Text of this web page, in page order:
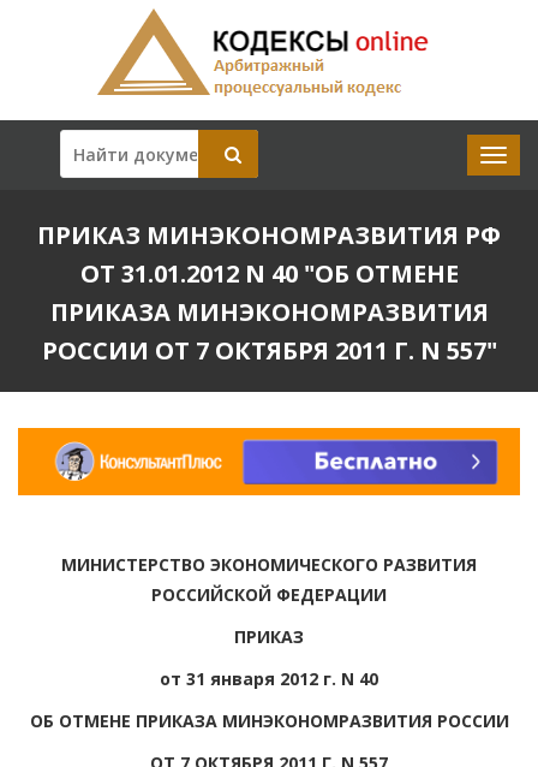
ПРИКАЗ МИНЭКОНОМРАЗВИТИЯ РФ
ОТ 31.01.2012 N 40 "ОБ ОТМЕНЕ
ПРИКАЗА МИНЭКОНОМРАЗВИТИЯ
РОССИИ ОТ 7 ОКТЯБРЯ 2011 Г. N 557"
МИНИСТЕРСТВО ЭКОНОМИЧЕСКОГО РАЗВИТИЯ
РОССИЙСКОЙ ФЕДЕРАЦИИ
ПРИКАЗ
от 31 января 2012 г. N 40
ОБ ОТМЕНЕ ПРИКАЗА МИНЭКОНОМРАЗВИТИЯ РОССИИ